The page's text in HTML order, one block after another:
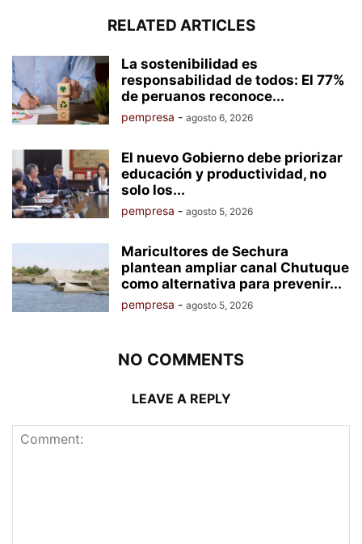
RELATED ARTICLES
La sostenibilidad es
responsabilidad de todos: El 77%
de peruanos reconoce...
pempresa - agosto 6, 2026
El nuevo Gobierno debe priorizar
educación y productividad, no
solo los...
pempresa - agosto 5, 2026
Maricultores de Sechura
plantean ampliar canal Chutuque
como alternativa para prevenir...
pempresa - agosto 5, 2026
NO COMMENTS
LEAVE A REPLY